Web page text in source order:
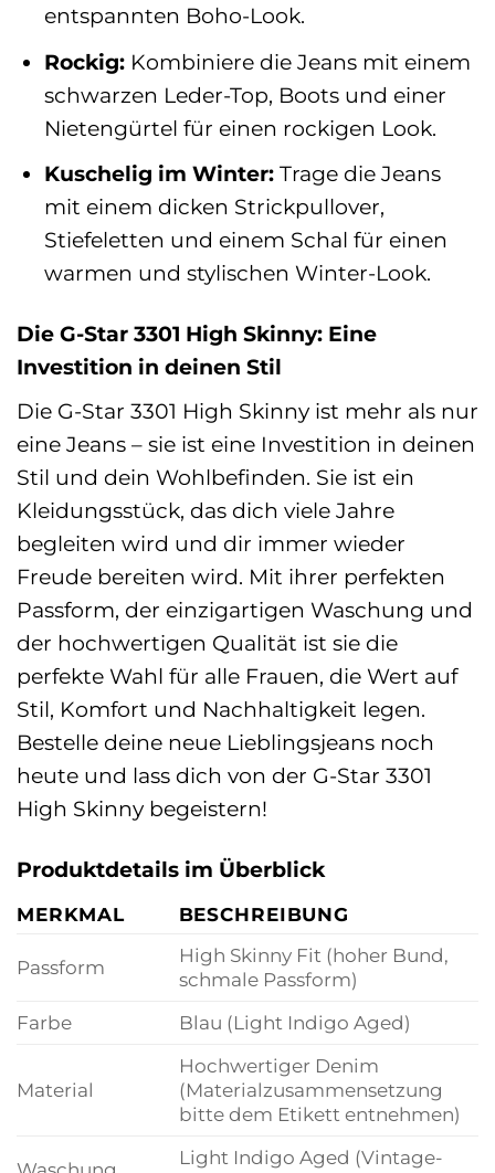
entspannten Boho-Look.
Rockig:Kombiniere die Jeans mit einem
schwarzen Leder-Top, Boots und einer
Nietengürtel für einen rockigen Look.
Kuschelig im Winter:Trage die Jeans
mit einem dicken Strickpullover,
Stiefeletten und einem Schal für einen
warmen und stylischen Winter-Look.
Die G-Star 3301 High Skinny: Eine
Investition in deinen Stil
Die G-Star 3301 High Skinny ist mehr als nur
eine Jeans – sie ist eine Investition in deinen
Stil und dein Wohlbefinden. Sie ist ein
Kleidungsstück, das dich viele Jahre
begleiten wird und dir immer wieder
Freude bereiten wird. Mit ihrer perfekten
Passform, der einzigartigen Waschung und
der hochwertigen Qualität ist sie die
perfekte Wahl für alle Frauen, die Wert auf
Stil, Komfort und Nachhaltigkeit legen.
Bestelle deine neue Lieblingsjeans noch
heute und lass dich von der G-Star 3301
High Skinny begeistern!
Produktdetails im Überblick
MERKMAL BESCHREIBUNG
Passform
High Skinny Fit (hoher Bund,
schmale Passform)
Farbe
Blau (Light Indigo Aged)
Material
Hochwertiger Denim
(Materialzusammensetzung
bitte dem Etikett entnehmen)
Light Indigo Aged (Vintage-